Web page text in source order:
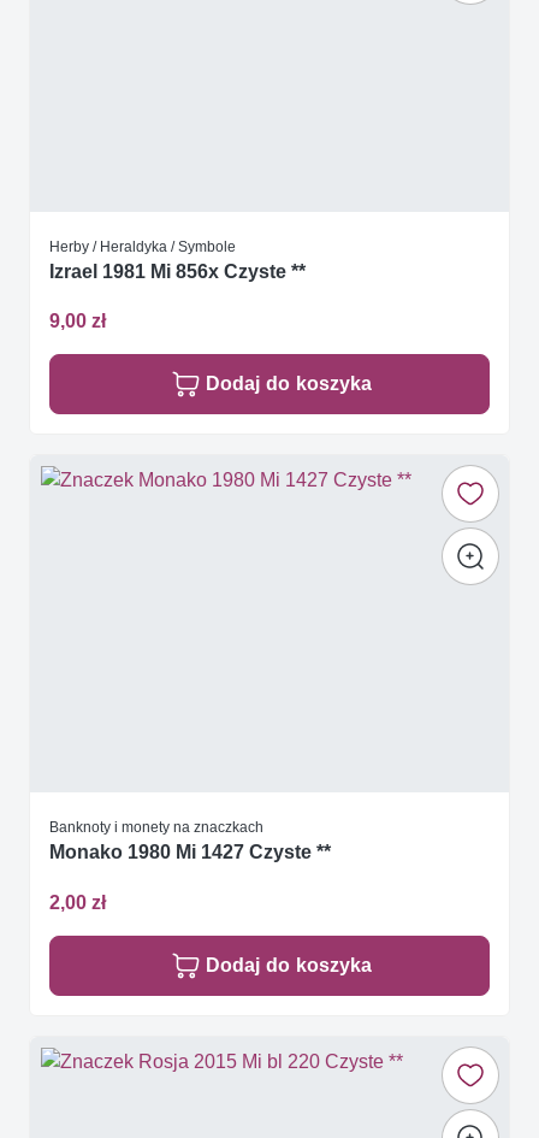
Herby / Heraldyka / Symbole
Izrael 1981 Mi 856x Czyste **
9,00 zł
Dodaj do koszyka
Banknoty i monety na znaczkach
Monako 1980 Mi 1427 Czyste **
2,00 zł
Dodaj do koszyka